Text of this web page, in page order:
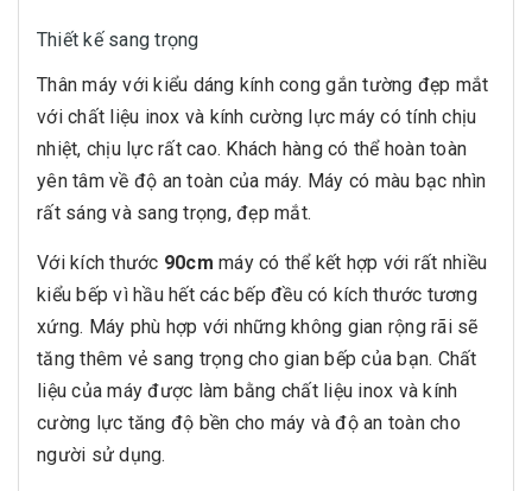
Thiết kế sang trọng
Thân máy với kiểu dáng kính cong gắn tường đẹp mắt
với chất liệu inox và kính cường lực máy có tính chịu
nhiệt, chịu lực rất cao. Khách hàng có thể hoàn toàn
yên tâm về độ an toàn của máy. Máy có màu bạc nhìn
rất sáng và sang trọng, đẹp mắt.
Với kích thước 90cm máy có thể kết hợp với rất nhiều
kiểu bếp vì hầu hết các bếp đều có kích thước tương
xứng. Máy phù hợp với những không gian rộng rãi sẽ
tăng thêm vẻ sang trọng cho gian bếp của bạn. Chất
liệu của máy được làm bằng chất liệu inox và kính
cường lực tăng độ bền cho máy và độ an toàn cho
người sử dụng.